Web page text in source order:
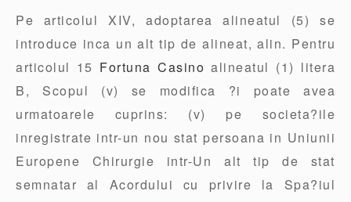
Pe articolul XIV, adoptarea alineatul (5) se
introduce inca un alt tip de alineat, alin. Pentru
articolul 15 Fortuna Casino alineatul (1) litera
B, Scopul (v) se modifica ?i poate avea
urmatoarele cuprins: (v) pe societa?ile
inregistrate intr-un nou stat persoana in Uniunii
Europene Chirurgie intr-Un alt tip de stat
semnatar al Acordului cu privire la Spa?iul